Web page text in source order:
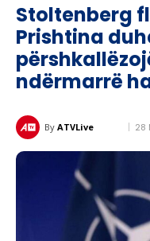
Stoltenberg
Prishtina
ndërmarrë
By ATVLive 28